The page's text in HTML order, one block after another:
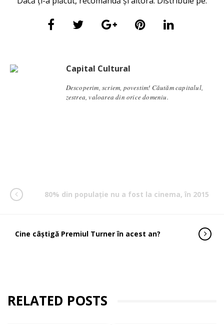
Capital Cultural
Descoperim, scriem, povestim! Căutăm capitalul,
zestrea, valoarea din orice domeniu.
80% din populație nu a fost la cinema, în 2015
Cine câștigă Premiul Turner în acest an?
RELATED POSTS